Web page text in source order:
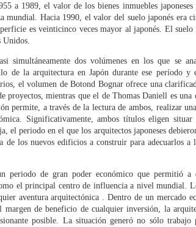
a 1989, el valor de los bienes inmuebles
mundial. Hacia 1990, el valor del suelo japonés era
es veinticinco veces mayor al japonés. El
Unidos.
simultáneamente dos volúmenes en los que se
de la arquitectura en Japón durante ese período
el volumen de Botond Bognar ofrece una
proyectos, mientras que el de Thomas Daniell es
permite, a través de la lectura de ambos, realizar
Significativamente, ambos títulos eligen
el periodo en el que los arquitectos japoneses
de los nuevos edificios a construir para adecuarlos a
periodo de gran poder económico que permitió a
el principal centro de influencia a nivel mundial.
aventura arquitectónica . Dentro de un mercado
de beneficio de cualquier inversión, la
posible. La situación generó no sólo trabajo
PRESENTACIÓN DE
'LA VIGA EN EL OJO.
ESCRITOS A
TIEMPO', CCCB
(Barcelona)
2 del CCCB acogió el
libro La viga en el ojo. Escritos
de Fredy Massad,
de Teoría y Crítica de la
de la School of
de UIC Barcelona. La
MAR
20
LA
"Estamos en
sociedad
complacencia,
y falsos mesías,
esa confusión,
quieren poner
las estructuras
sustentarse los
T.C. BOYLE: "SOSPECHO QUE WRIGHT
MAYOR EGOCÉNTRICO AMERICANO
XX"